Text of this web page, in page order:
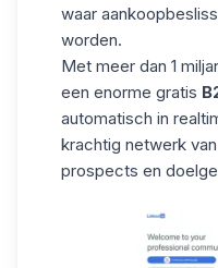
waar
worden.
Met meer dan 1
een enorme gratis
automatisch in
krachtig netwerk
prospects en